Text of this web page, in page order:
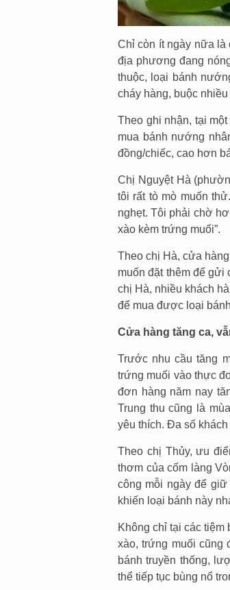
Chỉ còn ít ngày nữa là
địa phương đang
thuộc, loại bánh
cháy hàng, buộc
Theo ghi nhận, tại
mua bánh nướng
đồng/chiếc, cao hơn
Chị Nguyệt Hà
tôi rất tò mò muốn
nghẹt. Tôi phải chờ
xào kèm trứng muối”.
Theo chị Hà, cửa
muốn đặt thêm để gửi
chị Hà, nhiều khách
để mua được loại
Cửa hàng tăng ca,
Trước nhu cầu tăng
trứng muối vào thực
đơn hàng năm nay
Trung thu cũng là
yêu thích. Đa số
Theo chị Thủy, ưu
thơm của cốm làng
công mỗi ngày để
khiến loại bánh này
Không chỉ tại các
xào, trứng muối cũng
bánh truyền thống,
thể tiếp tục bùng nổ